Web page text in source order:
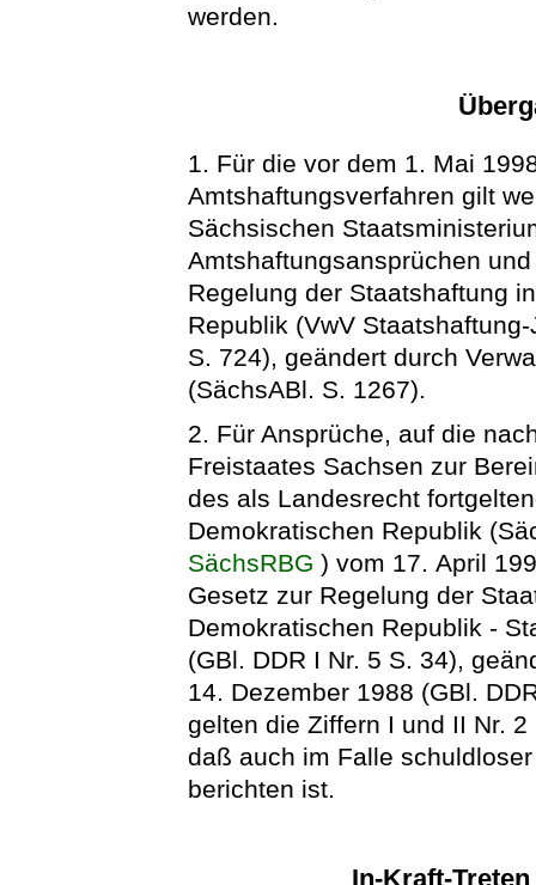
werden.
1. Für die vor dem 1. Mai
Amtshaftungsverfahren gilt
Sächsischen
Amtshaftungsansprüchen
Regelung der Staatshaftung
Republik (VwV
S. 724), geändert durch
(SächsABl. S. 1267).
2. Für Ansprüche, auf die
Freistaates Sachsen zur
des als Landesrecht
Demokratischen Republik
SächsRBG ) vom 17. April
Gesetz zur Regelung der
Demokratischen Republik -
(GBl. DDR I Nr. 5 S. 34),
14. Dezember 1988 (GBl.
gelten die Ziffern I und II Nr.
daß auch im Falle
berichten ist.
In-Kraft-